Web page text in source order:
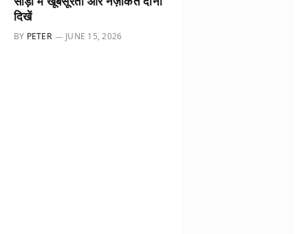
दिखें
BY PETER JUNE 15, 2026